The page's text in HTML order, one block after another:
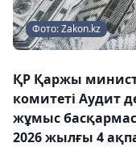
Фото: Zakon.kz
ҚР Қаржы
комитеті Аудит
жұмыс
2026 жылғы 4